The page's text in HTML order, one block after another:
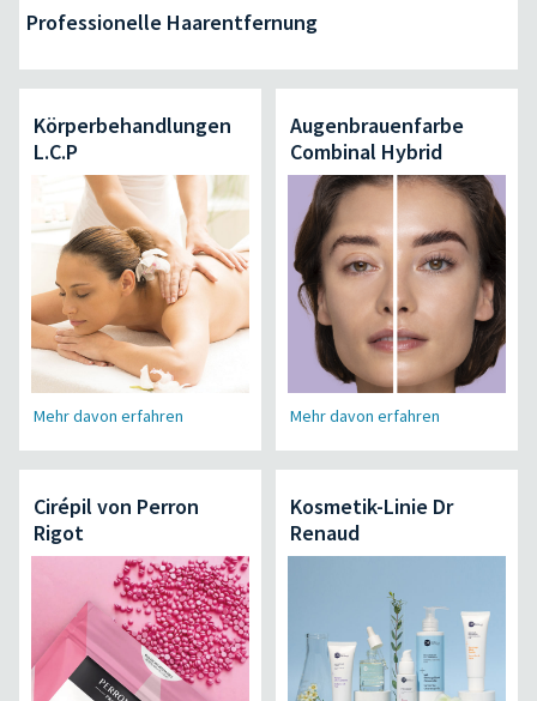
Professionelle Haarentfernung
Körperbehandlungen
L.C.P
Mehr davon erfahren
Augenbrauenfarbe
Combinal Hybrid
Mehr davon erfahren
Cirépil von Perron
Rigot
Kosmetik-Linie Dr
Renaud